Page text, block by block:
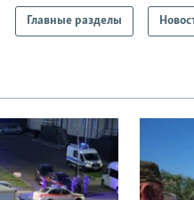
Главные разделы